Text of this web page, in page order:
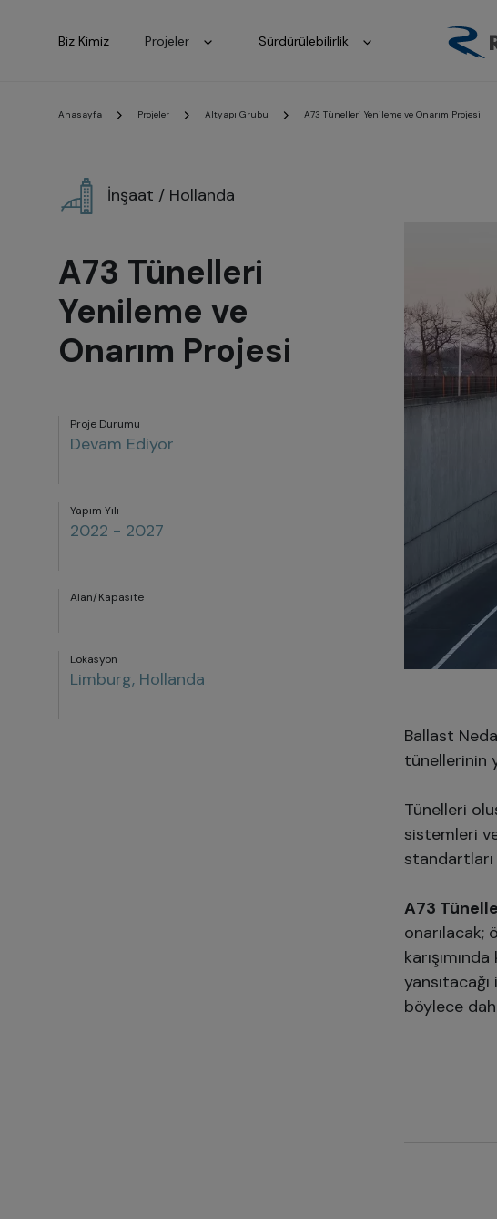
Biz Kimiz Projeler Sürdürülebilirlik
Anasayfa Projeler Altyapı Grubu A73 Tünelleri Yenileme ve Onarım Projesi
İnşaat / Hollanda
A73 Tünelleri
Yenileme ve
Onarım Projesi
Proje Durumu
Devam Ediyor
Yapım Yılı
2022 - 2027
Alan/Kapasite
Lokasyon
Limburg, Hollanda
Ballast
tünellerinin
Tünelleri
sistemleri
standartları
A73
böylece